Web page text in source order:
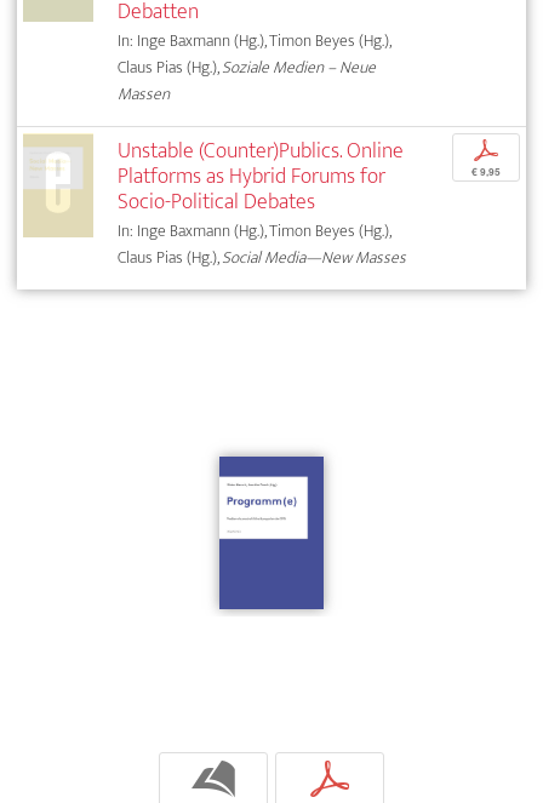
Debatten
In: Inge Baxmann (Hg.), Timon Beyes (Hg.),
Claus Pias (Hg.),Soziale Medien – Neue
Massen
Unstable (Counter)Publics. Online
Platforms as Hybrid Forums for
Socio-Political Debates
In: Inge Baxmann (Hg.), Timon Beyes (Hg.),
Claus Pias (Hg.),Social Media—New Masses
p
€ 9,95
b p